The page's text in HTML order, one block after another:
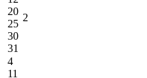
20
25
30
31
2
4
11